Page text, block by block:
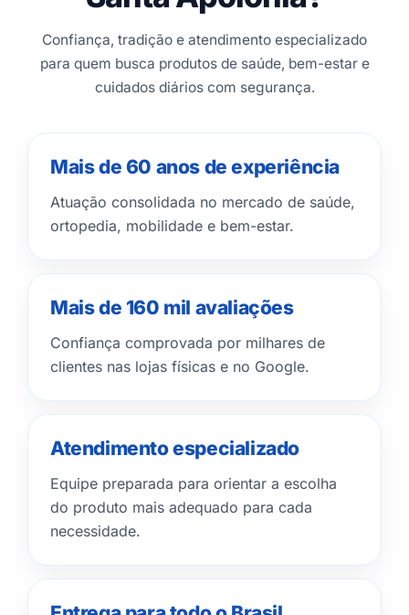
Confiança, tradição e atendimento especializado
para quem busca produtos de saúde, bem-estar e
cuidados diários com segurança.
Mais de 60 anos de experiência
Atuação consolidada no mercado de saúde,
ortopedia, mobilidade e bem-estar.
Mais de 160 mil avaliações
Confiança comprovada por milhares de
clientes nas lojas físicas e no Google.
Atendimento especializado
Equipe preparada para orientar a escolha
do produto mais adequado para cada
necessidade.